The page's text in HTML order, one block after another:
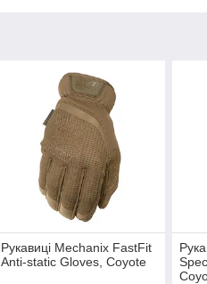
Рукавиці Mechanix FastFit
Anti-static Gloves, Coyote